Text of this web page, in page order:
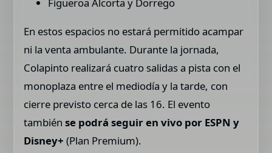
En estos espacios no estará permitido acampar
ni la venta ambulante. Durante la jornada,
Colapinto realizará cuatro salidas a pista con el
monoplaza entre el mediodía y la tarde, con
cierre previsto cerca de las 16. El evento
también se podrá seguir en vivo por ESPN y
Disney+ (Plan Premium).